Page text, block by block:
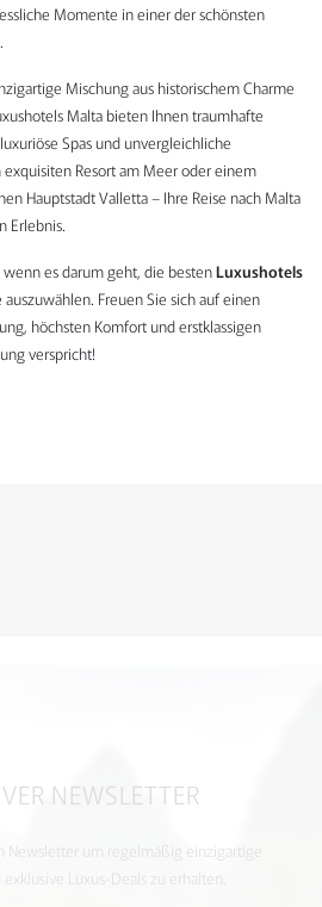
Momente in einer der schönsten
Mischung aus historischem Charme
Malta bieten Ihnen traumhafte
Spas und unvergleichliche
Resort am Meer oder einem
Hauptstadt Valletta – Ihre Reise nach Malta
Erlebnis.
es darum geht, die bestenLuxushotels
Freuen Sie sich auf einen
höchsten Komfort und erstklassigen
verspricht!
NEWSLETTER
Newsletter um regelmäßig einzigartige
Luxus-Deals zu erhalten.